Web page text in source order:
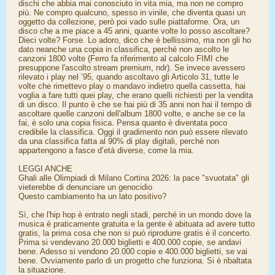
dischi che abbia mai conosciuto in vita mia, ma non ne compro
più. Ne compro qualcuno, spesso in vinile, che diventa quasi un
oggetto da collezione, però poi vado sulle piattaforme. Ora, un
disco che a me piace a 45 anni, quante volte lo posso ascoltare?
Dieci volte? Forse. Lo adoro, dico che è bellissimo, ma non gli ho
dato neanche una copia in classifica, perché non ascolto le
canzoni 1800 volte (Ferro fa riferimento al calcolo FIMI che
presuppone l'ascolto stream premium, ndr). Se invece avessero
rilevato i play nel ’95, quando ascoltavo gli Articolo 31, tutte le
volte che rimettevo play o mandavo indietro quella cassetta, hai
voglia a fare tutti quei play, che erano quelli richiesti per la vendita
di un disco. Il punto è che se hai più di 35 anni non hai il tempo di
ascoltare quelle canzoni dell'album 1800 volte, e anche se ce la
fai, è solo una copia fisica. Pensa quanto è diventata poco
credibile la classifica. Oggi il gradimento non può essere rilevato
da una classifica fatta al 90% di play digitali, perché non
appartengono a fasce d’età diverse, come la mia.
LEGGI ANCHE
Ghali alle Olimpiadi di Milano Cortina 2026: la pace "svuotata" gli
vieterebbe di denunciare un genocidio
Questo cambiamento ha un lato positivo?
Sì, che l'hip hop è entrato negli stadi, perché in un mondo dove la
musica è praticamente gratuita e la gente è abituata ad avere tutto
gratis, la prima cosa che non si può riprodurre gratis è il concerto.
Prima si vendevano 20.000 biglietti e 400.000 copie, se andavi
bene. Adesso si vendono 20.000 copie e 400.000 biglietti, se vai
bene. Ovviamente parlo di un progetto che funziona. Si è ribaltata
la situazione.